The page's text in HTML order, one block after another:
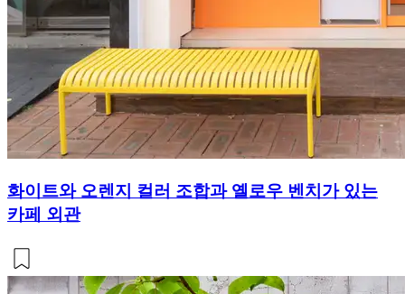
화이트와 오렌지 컬러 조합과 옐로우 벤치가 있는
카페 외관